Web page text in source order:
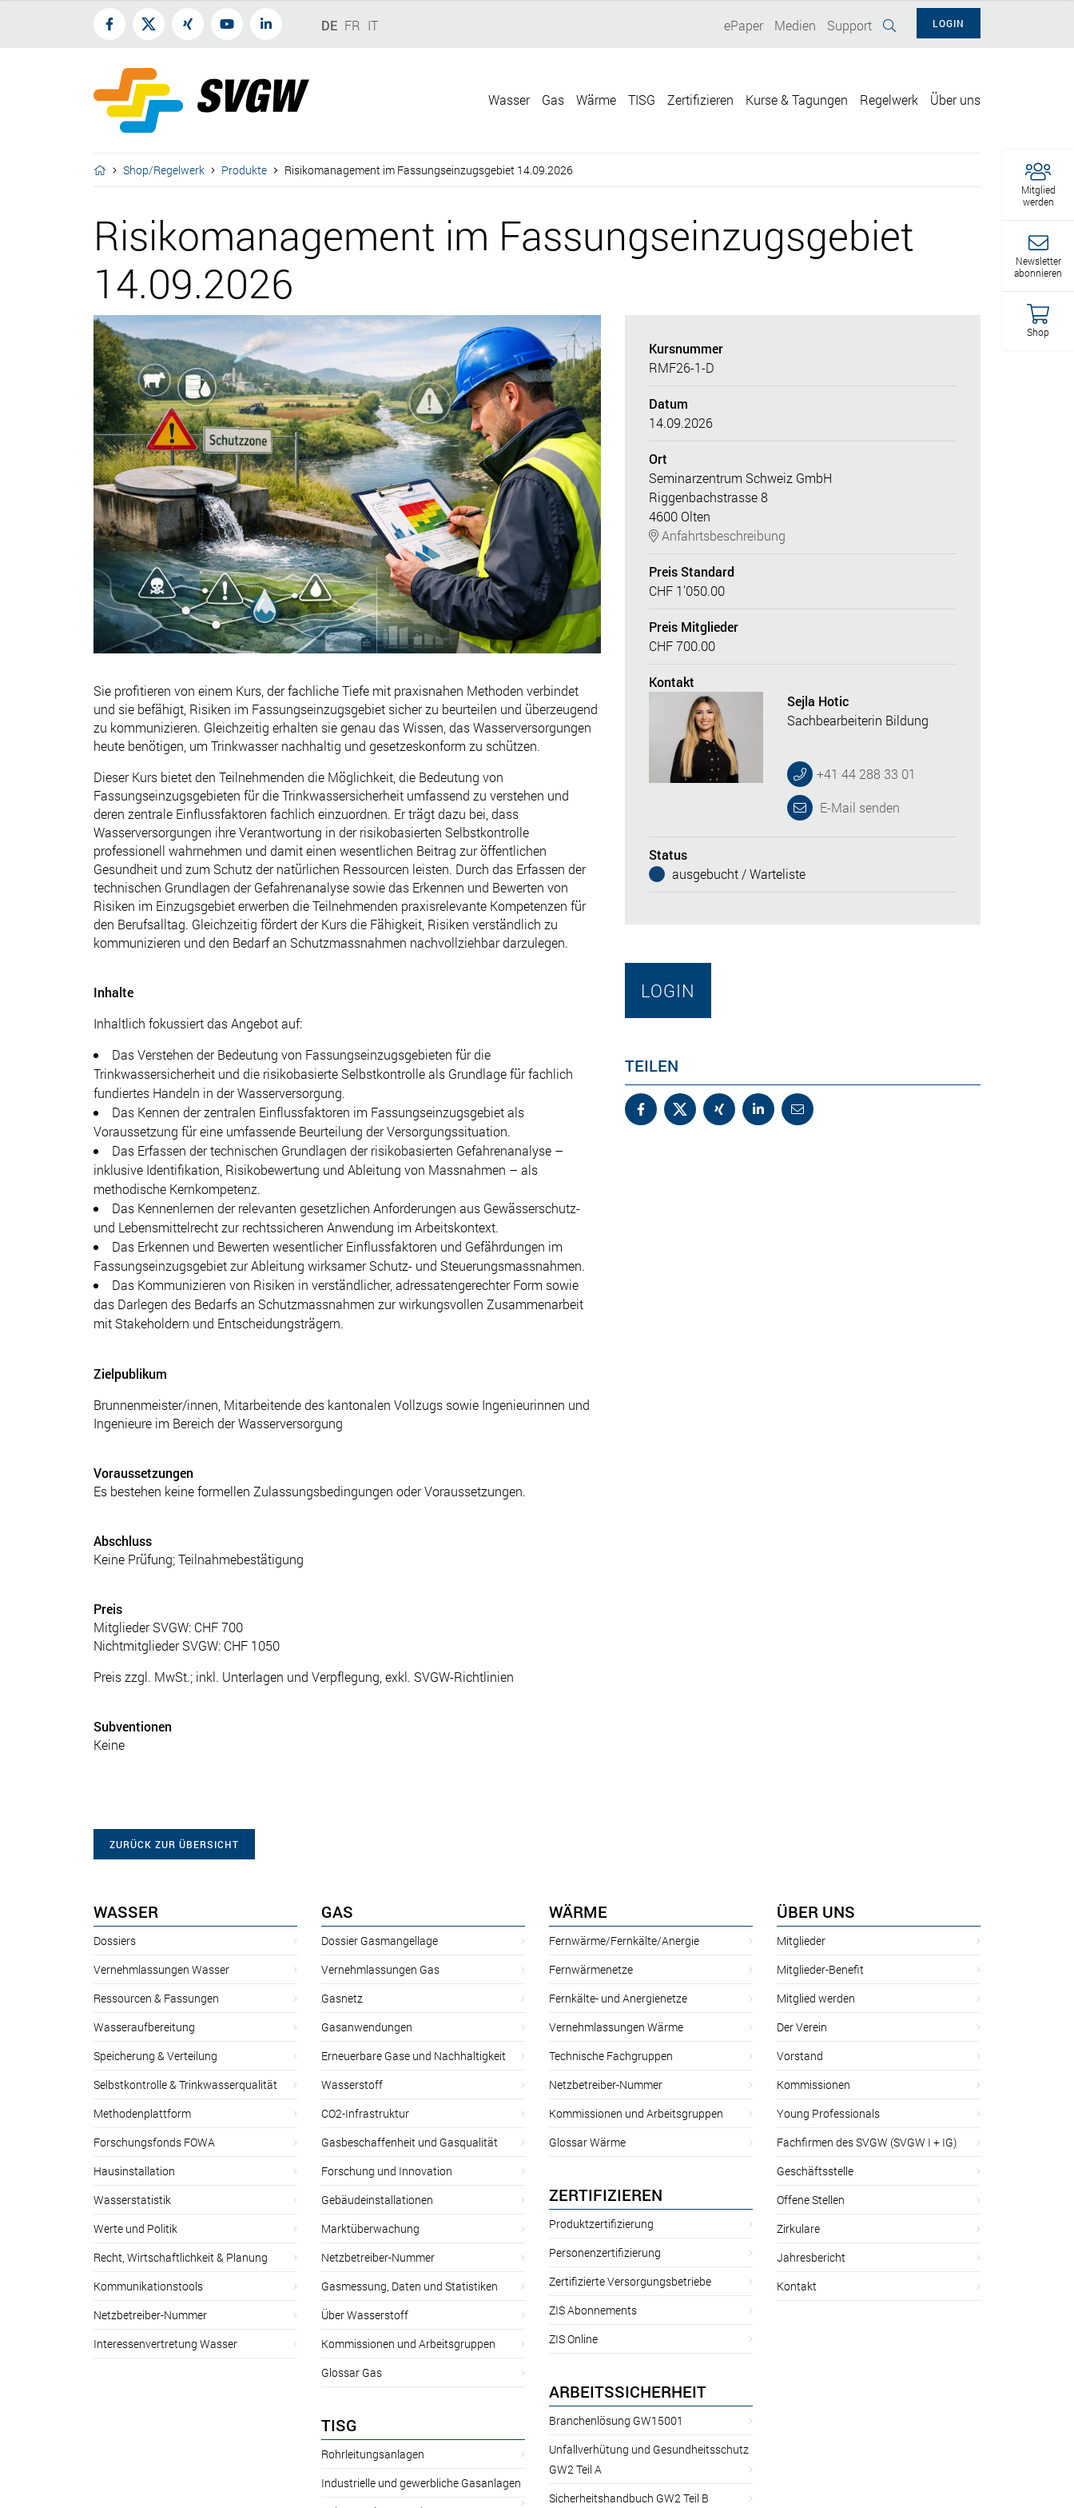
Mitglied
werden
Newsletter
abonnieren
Shop
DE FR IT LOGIN
ePaper Medien Support
Wasser Gas Wärme TISG Zertifizieren Kurse & Tagungen Regelwerk Über uns
Shop/Regelwerk Produkte Risikomanagement im Fassungseinzugsgebiet 14.09.2026
Risikomanagement im Fassungseinzugsgebiet
14.09.2026
Sie profitieren von einem Kurs, der fachliche Tiefe mit praxisnahen Methoden verbindet
und sie befähigt, Risiken im Fassungseinzugsgebiet sicher zu beurteilen und überzeugend
zu kommunizieren. Gleichzeitig erhalten sie genau das Wissen, das Wasserversorgungen
heute benötigen, um Trinkwasser nachhaltig und gesetzeskonform zu schützen.
Dieser Kurs bietet den Teilnehmenden die Möglichkeit, die Bedeutung von
Fassungseinzugsgebieten für die Trinkwassersicherheit umfassend zu verstehen und
deren zentrale Einflussfaktoren fachlich einzuordnen. Er trägt dazu bei, dass
Wasserversorgungen ihre Verantwortung in der risikobasierten Selbstkontrolle
professionell wahrnehmen und damit einen wesentlichen Beitrag zur öffentlichen
Gesundheit und zum Schutz der natürlichen Ressourcen leisten. Durch das Erfassen der
technischen Grundlagen der Gefahrenanalyse sowie das Erkennen und Bewerten von
Risiken im Einzugsgebiet erwerben die Teilnehmenden praxisrelevante Kompetenzen für
den Berufsalltag. Gleichzeitig fördert der Kurs die Fähigkeit, Risiken verständlich zu
kommunizieren und den Bedarf an Schutzmassnahmen nachvollziehbar darzulegen.
Inhalte
Inhaltlich fokussiert das Angebot auf:
Das Verstehen der Bedeutung von Fassungseinzugsgebieten für die
Trinkwassersicherheit und die risikobasierte Selbstkontrolle als Grundlage für fachlich
fundiertes Handeln in der Wasserversorgung.
Das Kennen der zentralen Einflussfaktoren im Fassungseinzugsgebiet als
Voraussetzung für eine umfassende Beurteilung der Versorgungssituation.
Das Erfassen der technischen Grundlagen der risikobasierten Gefahrenanalyse –
inklusive Identifikation, Risikobewertung und Ableitung von Massnahmen – als
methodische Kernkompetenz.
Das Kennenlernen der relevanten gesetzlichen Anforderungen aus Gewässerschutz-
und Lebensmittelrecht zur rechtssicheren Anwendung im Arbeitskontext.
Das Erkennen und Bewerten wesentlicher Einflussfaktoren und Gefährdungen im
Fassungseinzugsgebiet zur Ableitung wirksamer Schutz- und Steuerungsmassnahmen.
Das Kommunizieren von Risiken in verständlicher, adressatengerechter Form sowie
das Darlegen des Bedarfs an Schutzmassnahmen zur wirkungsvollen Zusammenarbeit
mit Stakeholdern und Entscheidungsträgern.
Zielpublikum
Brunnenmeister/innen, Mitarbeitende des kantonalen Vollzugs sowie Ingenieurinnen und
Ingenieure im Bereich der Wasserversorgung
Voraussetzungen
Es bestehen keine formellen Zulassungsbedingungen oder Voraussetzungen.
Abschluss
Keine Prüfung; Teilnahmebestätigung
Preis
Mitglieder SVGW: CHF 700
Nichtmitglieder SVGW: CHF 1050
Preis zzgl. MwSt.; inkl. Unterlagen und Verpflegung, exkl. SVGW-Richtlinien
Subventionen
Keine
ZURÜCK ZUR ÜBERSICHT
Kursnummer
RMF26-1-D
Datum
14.09.2026
Ort
Seminarzentrum Schweiz GmbH
Riggenbachstrasse 8
4600 Olten
Anfahrtsbeschreibung
Preis Standard
CHF 1’050.00
Preis Mitglieder
CHF 700.00
Kontakt
Sejla Hotic
Sachbearbeiterin Bildung
+41 44 288 33 01
E-Mail senden
Status
ausgebucht / Warteliste
LOGIN
TEILEN
WASSER
Dossiers
Vernehmlassungen Wasser
Ressourcen & Fassungen
Wasseraufbereitung
Speicherung & Verteilung
Selbstkontrolle & Trinkwasserqualität
Methodenplattform
Forschungsfonds FOWA
Hausinstallation
Wasserstatistik
Werte und Politik
Recht, Wirtschaftlichkeit & Planung
Kommunikationstools
Netzbetreiber-Nummer
Interessenvertretung Wasser
GAS
Dossier Gasmangellage
Vernehmlassungen Gas
Gasnetz
Gasanwendungen
Erneuerbare Gase und Nachhaltigkeit
Wasserstoff
CO2-Infrastruktur
Gasbeschaffenheit und Gasqualität
Forschung und Innovation
Gebäudeinstallationen
Marktüberwachung
Netzbetreiber-Nummer
Gasmessung, Daten und Statistiken
Über Wasserstoff
Kommissionen und Arbeitsgruppen
Glossar Gas
TISG
Rohrleitungsanlagen
Industrielle und gewerbliche Gasanlagen
WÄRME
Fernwärme/Fernkälte/Anergie
Fernwärmenetze
Fernkälte- und Anergienetze
Vernehmlassungen Wärme
Technische Fachgruppen
Netzbetreiber-Nummer
Kommissionen und Arbeitsgruppen
Glossar Wärme
ZERTIFIZIEREN
Produktzertifizierung
Personenzertifizierung
Zertifizierte Versorgungsbetriebe
ZIS Abonnements
ZIS Online
ARBEITSSICHERHEIT
Branchenlösung GW15001
Unfallverhütung und Gesundheitsschutz
GW2 Teil A
Sicherheitshandbuch GW2 Teil B
ÜBER UNS
Mitglieder
Mitglieder-Benefit
Mitglied werden
Der Verein
Vorstand
Kommissionen
Young Professionals
Fachfirmen des SVGW (SVGW I + IG)
Geschäftsstelle
Offene Stellen
Zirkulare
Jahresbericht
Kontakt